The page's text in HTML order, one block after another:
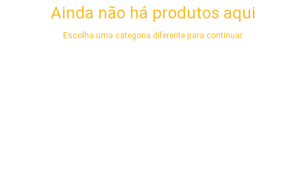
Ainda não há produtos aqui
Escolha uma categoria diferente para continuar.